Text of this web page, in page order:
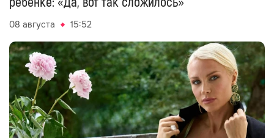
08 августа 15:52